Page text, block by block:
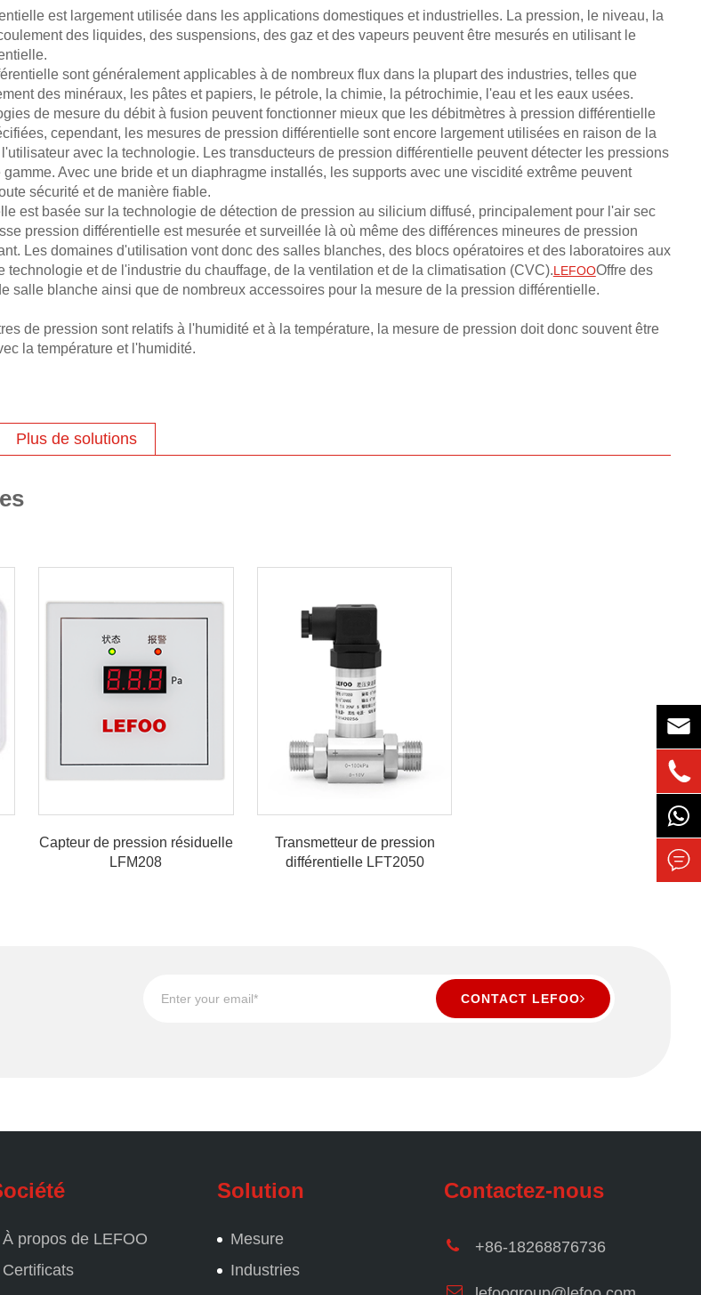
est largement utilisée dans les applications domestiques et industrielles. La pression, le niveau, la
des liquides, des suspensions, des gaz et des vapeurs peuvent être mesurés en utilisant le
sont généralement applicables à de nombreux flux dans la plupart des industries, telles que
des minéraux, les pâtes et papiers, le pétrole, la chimie, la pétrochimie, l'eau et les eaux usées.
de mesure du débit à fusion peuvent fonctionner mieux que les débitmètres à pression différentielle
cependant, les mesures de pression différentielle sont encore largement utilisées en raison de la
avec la technologie. Les transducteurs de pression différentielle peuvent détecter les pressions
Avec une bride et un diaphragme installés, les supports avec une viscidité extrême peuvent
sécurité et de manière fiable.
est basée sur la technologie de détection de pression au silicium diffusé, principalement pour l'air sec
pression différentielle est mesurée et surveillée là où même des différences mineures de pression
Les domaines d'utilisation vont donc des salles blanches, des blocs opératoires et des laboratoires aux
technologie et de l'industrie du chauffage, de la ventilation et de la climatisation (CVC).LEFOOOffre des
salle blanche ainsi que de nombreux accessoires pour la mesure de la pression différentielle.
de pression sont relatifs à l'humidité et à la température, la mesure de pression doit donc souvent être
la température et l'humidité.
Plus de solutions
Capteur de pression résiduelle
LFM208
Transmetteur de pression
différentielle LFT2050
CONTACT LEFOO
À propos de LEFOO
Certificats
Solution
Mesure
Industries
Contactez-nous
+86-18268876736


